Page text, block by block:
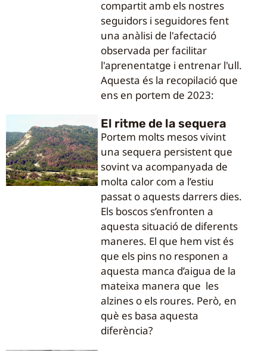
compartit amb els nostres
seguidors i seguidores fent
una anàlisi de l'afectació
observada per facilitar
l'aprenentatge i entrenar l'ull.
Aquesta és la recopilació que
ens en portem de 2023:
El ritme de la sequera
Portem molts mesos vivint
una sequera persistent que
sovint va acompanyada de
molta calor com a l’estiu
passat o aquests darrers dies.
Els boscos s’enfronten a
aquesta situació de diferents
maneres. El que hem vist és
que els pins no responen a
aquesta manca d’aigua de la
mateixa manera que les
alzines o els roures. Però, en
què es basa aquesta
diferència?